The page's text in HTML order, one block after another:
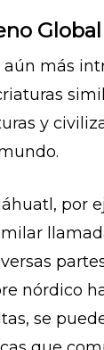
Global
aún más
y
por
nórdico
se